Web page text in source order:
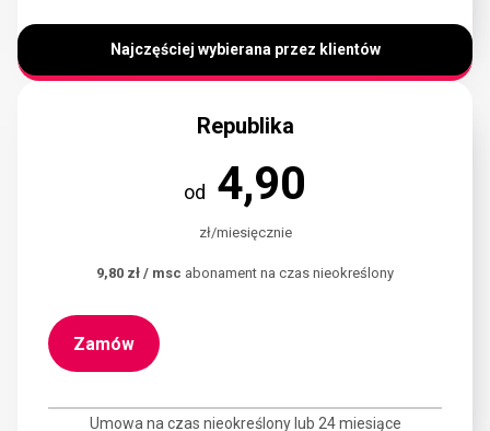
Najczęściej wybierana przez klientów
Republika
od 4,90
zł/miesięcznie
9,80 zł / msc abonament na czas nieokreślony
Zamów
Umowa na czas nieokreślony lub 24 miesiące